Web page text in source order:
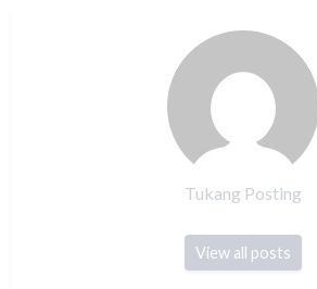
Tukang Posting
View all posts